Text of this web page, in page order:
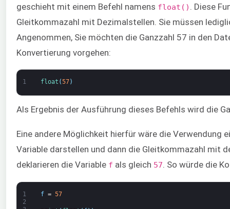
geschieht mit einem Befehl namens float()
. Diese
Gleitkommazahl mit Dezimalstellen. Sie müssen
Angenommen, Sie möchten die Ganzzahl 57 in den
Konvertierung vorgehen:
1 float (57)
Als Ergebnis der Ausführung dieses Befehls wird die
Eine andere Möglichkeit hierfür wäre die Verwendung
Variable darstellen und dann die Gleitkommazahl mit
deklarieren die Variable f als gleich 57. So würde die
1
2
f = 57